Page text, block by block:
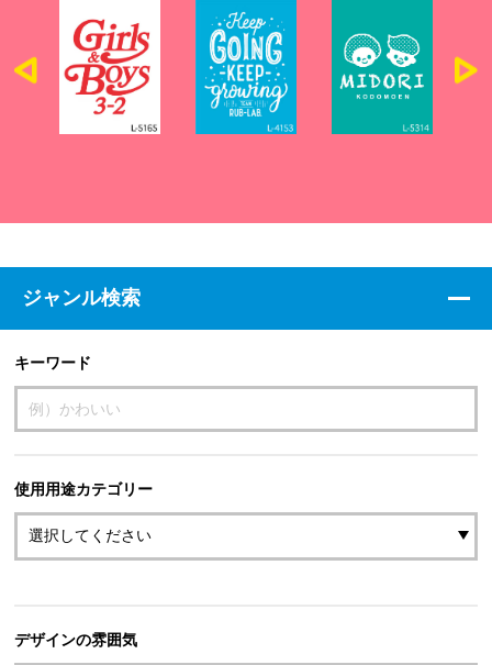
ジャンル検索
キーワード
使用用途カテゴリー
デザインの雰囲気